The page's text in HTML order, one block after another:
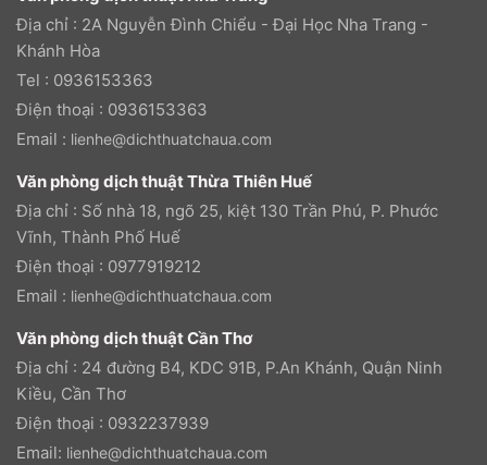
Địa chỉ : 2A Nguyễn Đình Chiểu - Đại Học Nha Trang -
Khánh Hòa
Tel : 0936153363
Điện thoại : 0936153363
Email : lienhe@dichthuatchaua.com
Văn phòng dịch thuật Thừa Thiên Huế
Địa chỉ : Số nhà 18, ngõ 25, kiệt 130 Trần Phú, P. Phước
Vĩnh, Thành Phố Huế
Điện thoại : 0977919212
Email : lienhe@dichthuatchaua.com
Văn phòng dịch thuật Cần Thơ
Địa chỉ : 24 đường B4, KDC 91B, P.An Khánh, Quận Ninh
Kiều, Cần Thơ
Điện thoại : 0932237939
Email: lienhe@dichthuatchaua.com